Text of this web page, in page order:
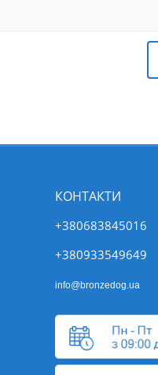
КОНТАКТИ
+380683845016
+380933549649
info@bronzedog.ua